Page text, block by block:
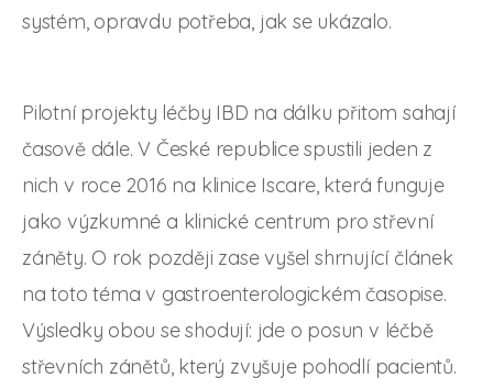
systém, opravdu potřeba, jak se ukázalo.
Pilotní projekty léčby IBD na dálku přitom sahají
časově dále. V České republice spustili jeden z
nich v roce 2016 na klinice Iscare, která funguje
jako výzkumné a klinické centrum pro střevní
záněty. O rok později zase vyšel shrnující článek
na toto téma v gastroenterologickém časopise.
Výsledky obou se shodují: jde o posun v léčbě
střevních zánětů, který zvyšuje pohodlí pacientů.